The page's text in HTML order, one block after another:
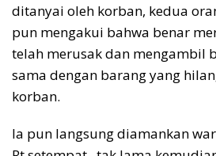
ditanyai oleh korban, kedua
pun mengakui bahwa benar
telah merusak dan mengambil
sama dengan barang yang
korban.
Ia pun langsung diamankan